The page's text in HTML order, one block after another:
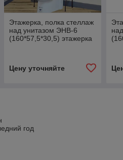
Этажерка, полка стеллаж
над унитазом ЭНВ-6
(160*57,5*30,5) этажерка
Цену уточняйте
год